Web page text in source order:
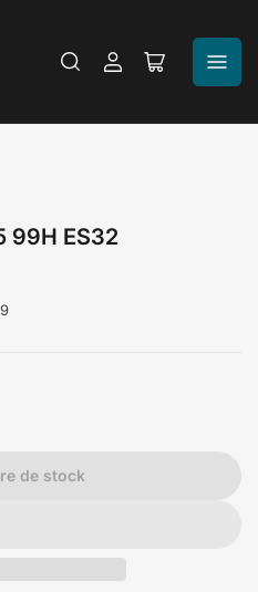
Se
Ouvrir
99H ES32
de stock